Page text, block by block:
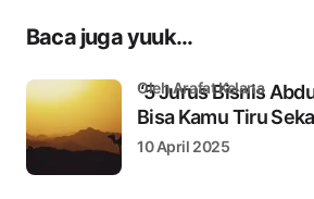
Baca juga yuuk...
“5 Jurus Bisnis
Bisa Kamu Tiru
oleh Arafat Kelana
10 April 2025